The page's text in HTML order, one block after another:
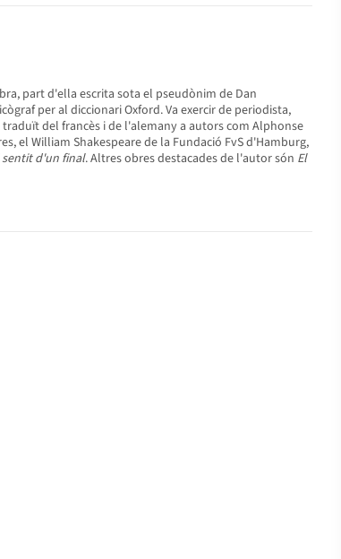
part d'ella escrita sota el pseudònim de Dan
per al diccionari Oxford. Va exercir de periodista,
del francès i de l'alemany a autors com Alphonse
el William Shakespeare de la Fundació FvS d'Hamburg,
sentit d'un final. Altres obres destacades de l'autor són El